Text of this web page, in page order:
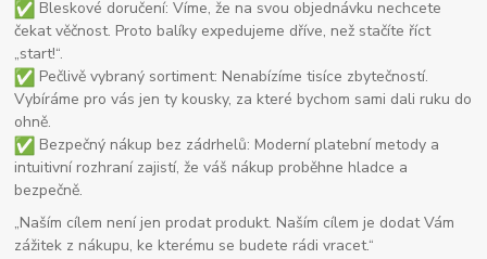
Bleskové doručení: Víme, že na svou objednávku nechcete
čekat věčnost. Proto balíky expedujeme dříve, než stačíte říct
„start!“.
Pečlivě vybraný sortiment: Nenabízíme tisíce zbytečností.
Vybíráme pro vás jen ty kousky, za které bychom sami dali ruku do
ohně.
Bezpečný nákup bez zádrhelů: Moderní platební metody a
intuitivní rozhraní zajistí, že váš nákup proběhne hladce a
bezpečně.
„Naším cílem není jen prodat produkt. Naším cílem je dodat Vám
zážitek z nákupu, ke kterému se budete rádi vracet.“